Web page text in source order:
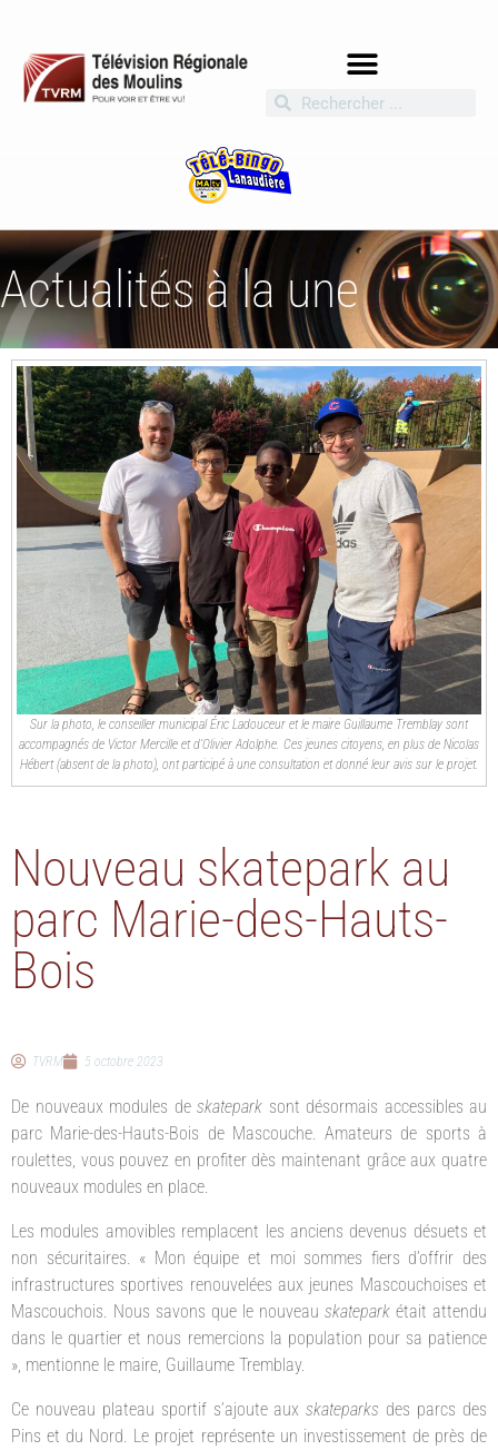
Actualités à la une
Sur la photo, le conseiller municipal Éric Ladouceur et le maire Guillaume Tremblay sont
accompagnés de Victor Mercille et d’Olivier Adolphe. Ces jeunes citoyens, en plus de Nicolas
Hébert (absent de la photo), ont participé à une consultation et donné leur avis sur le projet.
Nouveau skatepark au
parc Marie-des-Hauts-
Bois
TVRM 5 octobre 2023
De nouveaux modules de skatepark sont désormais accessibles au
parc Marie-des-Hauts-Bois de Mascouche. Amateurs de sports à
roulettes, vous pouvez en profiter dès maintenant grâce aux quatre
nouveaux modules en place.
Les modules amovibles remplacent les anciens devenus désuets et
non sécuritaires. « Mon équipe et moi sommes fiers d’offrir des
infrastructures sportives renouvelées aux jeunes Mascouchoises et
Mascouchois. Nous savons que le nouveau skatepark était attendu
dans le quartier et nous remercions la population pour sa patience
», mentionne le maire, Guillaume Tremblay.
Ce nouveau plateau sportif s’ajoute auxskateparks des parcs des
Pins et du Nord. Le projet représente un investissement de près de